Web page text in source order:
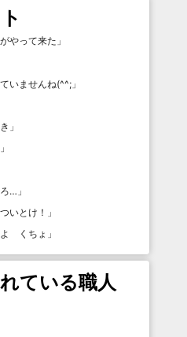
やって来た 」
いませんね(^^; 」
」
」
… 」
いとけ！ 」
よ くちょ 」
ている職人